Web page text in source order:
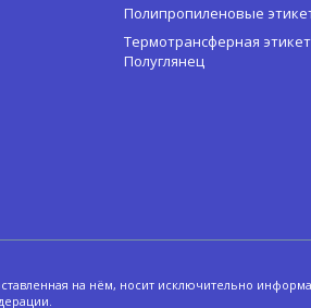
Полипропиленовые
Термотрансферная
Полуглянец
на нём, носит исключительно